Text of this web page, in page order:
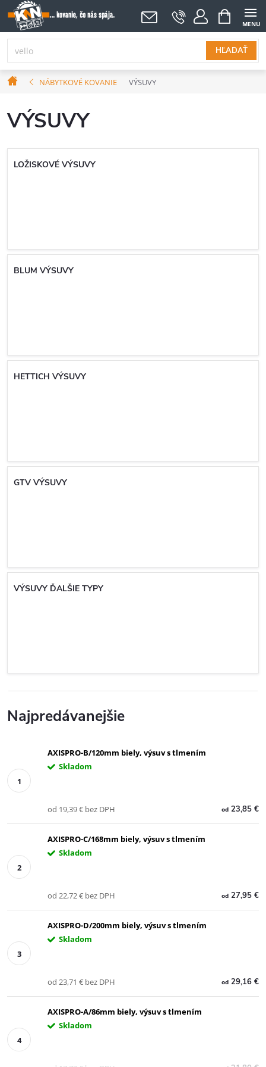
Prejsť
na
obsah
HĽADAŤ
NÁKUPNÝ
KOŠÍK
DomovNÁBYTKOVÉ KOVANIE VÝSUVY
VÝSUVY
LOŽISKOVÉ VÝSUVY
BLUM VÝSUVY
HETTICH VÝSUVY
GTV VÝSUVY
VÝSUVY ĎALŠIE TYPY
Najpredávanejšie
AXISPRO-B/120mm biely, výsuv s tlmením
Skladom
od23,85 €
od 19,39 € bez DPH
AXISPRO-C/168mm biely, výsuv s tlmením
Skladom
od27,95 €
od 22,72 € bez DPH
AXISPRO-D/200mm biely, výsuv s tlmením
Skladom
od29,16 €
od 23,71 € bez DPH
AXISPRO-A/86mm biely, výsuv s tlmením
Skladom